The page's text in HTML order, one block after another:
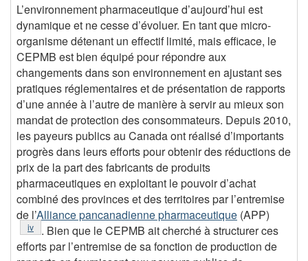
L’environnement pharmaceutique d’aujourd’hui est
dynamique et ne cesse d’évoluer. En tant que micro-
organisme détenant un effectif limité, mais efficace, le
CEPMB est bien équipé pour répondre aux
changements dans son environnement en ajustant ses
pratiques réglementaires et de présentation de rapports
d’une année à l’autre de manière à servir au mieux son
mandat de protection des consommateurs. Depuis 2010,
les payeurs publics au Canada ont réalisé d’importants
progrès dans leurs efforts pour obtenir des réductions de
prix de la part des fabricants de produits
pharmaceutiques en exploitant le pouvoir d’achat
combiné des provinces et des territoires par l’entremise
de l’Alliance pancanadienne pharmaceutique (APP)
Notes de bas de page
iv
. Bien que le CEPMB ait cherché à structurer ces
efforts par l’entremise de sa fonction de production de